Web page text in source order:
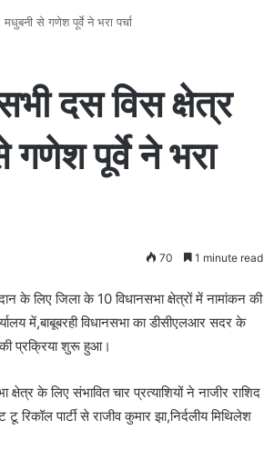
से गणेश पूर्वे ने भरा पर्चा
दस विस क्षेत्र
पूर्वे ने भरा
70 1 minute read
के लिए जिला के 10 विधानसभा क्षेत्रों में नामांकन की
में,बाबूबरही विधानसभा का डीसीएलआर सदर के
की प्रक्रिया शुरू हुआ।
के लिए संभावित चार प्रत्याशियों ने नाजीर राशिद
रिकॉल पार्टी से राजीव कुमार झा,निर्दलीय मिथिलेश